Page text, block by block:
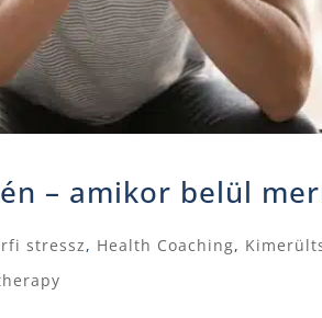
– amikor belül
stressz, Health Coaching,